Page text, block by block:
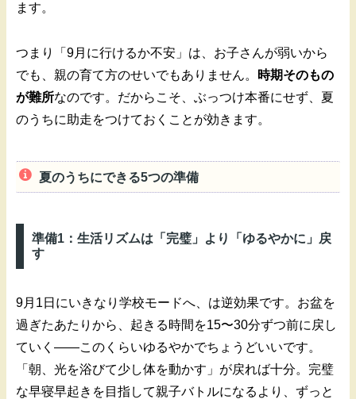
ます。
つまり「9月に行けるか不安」は、お子さんが弱いから
でも、親の育て方のせいでもありません。
時期そのもの
が難所なのです。だからこそ、ぶっつけ本番にせず、夏
のうちに助走をつけておくことが効きます。
夏のうちにできる5つの準備
準備1：生活リズムは「完璧」より「ゆるやかに」戻
す
9月1日にいきなり学校モードへ、は逆効果です。お盆を
過ぎたあたりから、起きる時間を15〜30分ずつ前に戻し
ていく——このくらいゆるやかでちょうどいいです。
「朝、光を浴びて少し体を動かす」が戻れば十分。完璧
な早寝早起きを目指して親子バトルになるより、ずっと